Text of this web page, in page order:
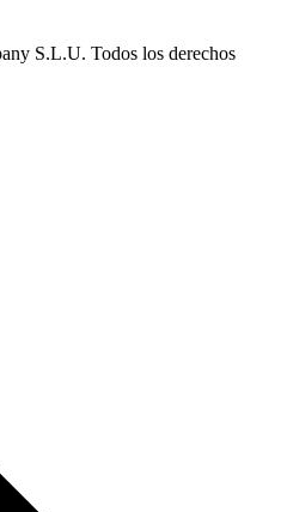
S.L.U. Todos los derechos